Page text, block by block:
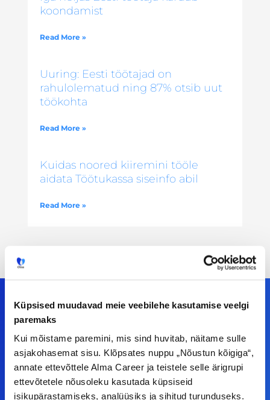
Küpsised muudavad meie veebilehe kasutamise veelgi
paremaks
Kui mõistame paremini, mis sind huvitab, näitame sulle
asjakohasemat sisu. Klõpsates nuppu „Nõustun kõigiga“,
annate ettevõttele Alma Career ja teistele selle ärigrupi
ettevõtetele nõusoleku kasutada küpsiseid
isikupärastamiseks, analüüsiks ja sihitud turunduseks.
koondamist
Read More »
Uuring: Eesti töötajad on
rahulolematud ning 87% otsib uut
töökohta
Read More »
Kuidas noored kiiremini tööle
aidata Töötukassa siseinfo abil
Read More »
Meiega leiad!
Tööelublogi.ee lehelt leiad kõik vajaliku, et olla
kursis tööturu uudistega. Kui sul on
ettepanekuid erinevate teemade osas või soovid